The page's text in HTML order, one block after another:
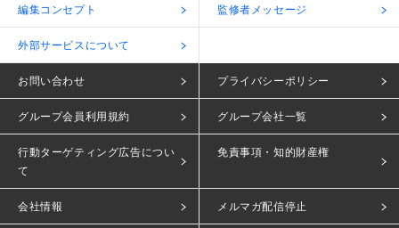
編集コンセプト 監修者メッセージ
外部サービスについて
お問い合わせ プライバシーポリシー
グループ会員利用規約 グループ会社一覧
行動ターゲティング広告につい
て
免責事項・知的財産権
会社情報 メルマガ配信停止